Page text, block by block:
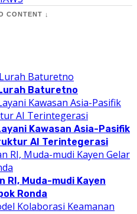
CONTENT ↓
Baturetno
Kawasan Asia-Pasifik
AI Terintegerasi
RI, Muda-mudi Kayen
Ronda